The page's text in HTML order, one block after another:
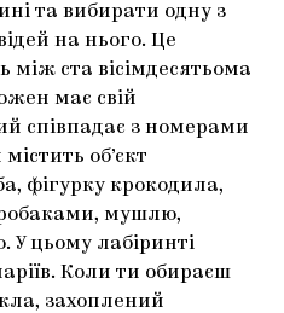
та вибирати одну з
на нього. Це
між ста вісімдесятьома
має свій
співпадає з номерами
об’єкт
фігурку крокодила,
мушлю,
У цьому лабіринті
Коли ти обираєш
захоплений